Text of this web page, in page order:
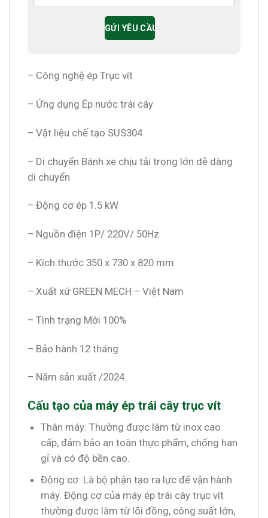
– Công nghệ ép Trục vít
– Ứng dụng Ép nước trái cây
– Vật liệu chế tạo SUS304
– Di chuyển Bánh xe chịu tải trọng lớn dễ dàng
di chuyển
– Động cơ ép 1.5 kW
– Nguồn điện 1P/ 220V/ 50Hz
– Kích thước 350 x 730 x 820 mm
– Xuất xứ GREEN MECH – Việt Nam
– Tình trạng Mới 100%
– Bảo hành 12 tháng
– Năm sản xuất /2024.
Cấu tạo của máy ép trái cây trục vít
Thân máy: Thường được làm từ inox cao
cấp, đảm bảo an toàn thực phẩm, chống han
gỉ và có độ bền cao.
Động cơ: Là bộ phận tạo ra lực để vận hành
máy. Động cơ của máy ép trái cây trục vít
thường được làm từ lõi đồng, công suất lớn,